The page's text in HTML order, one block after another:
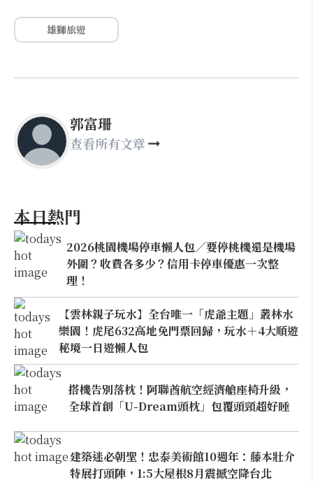
雄獅旅遊
郭富珊
查看所有文章
本日熱門
2026桃園機場停車懶人包／要停桃機還是機場
外圍？收費各多少？信用卡停車優惠一次整
理！
【雲林親子玩水】全台唯一「虎爺主題」叢林水
樂園！虎尾632高地免門票回歸，玩水＋4大順遊
秘境一日遊懶人包
搭機告別落枕！阿聯酋航空經濟艙座椅升級，
全球首創「U-Dream頭枕」包覆頭頸超好睡
建築迷必朝聖！忠泰美術館10週年：藤本壯介
特展打頭陣，1:5大屋根8月震撼空降台北